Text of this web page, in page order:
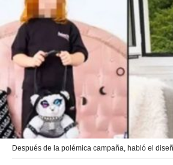
Después de la polémica campaña, habló el